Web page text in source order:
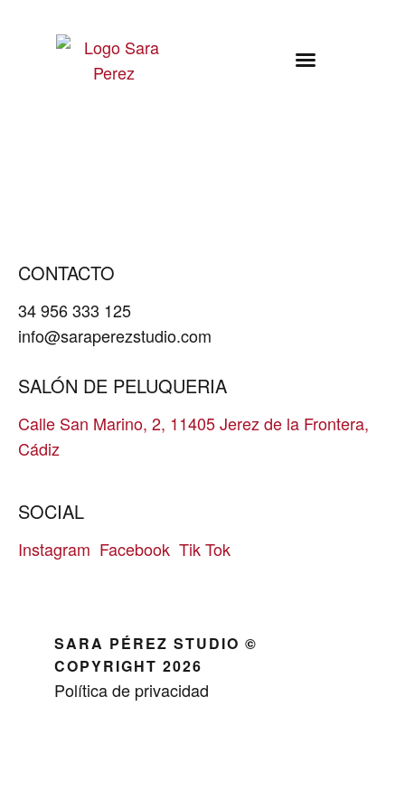
CONTACTO
34 956 333 125
info@saraperezstudio.com
SALÓN DE PELUQUERIA
Calle San Marino, 2, 11405 Jerez de la Frontera,
Cádiz
SOCIAL
Instagram Facebook Tik Tok
SARA PÉREZ STUDIO ©
COPYRIGHT 2026
Política de privacidad